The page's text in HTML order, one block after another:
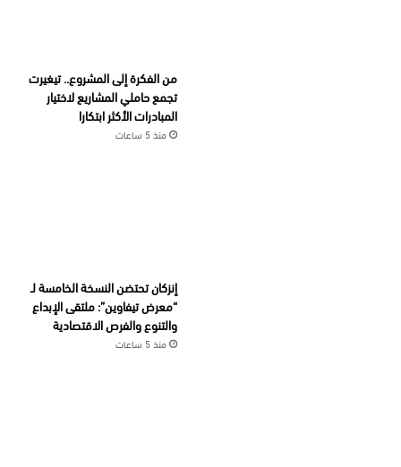
من الفكرة إلى المشروع.. تيغيرت
تجمع حاملي المشاريع لاختيار
المبادرات الأكثر ابتكارا
منذ 5 ساعات
إنزكان تحتضن النسخة الخامسة لـ
“معرض تيفاوين”: ملتقى الإبداع
والتنوع والفرص الاقتصادية
منذ 5 ساعات